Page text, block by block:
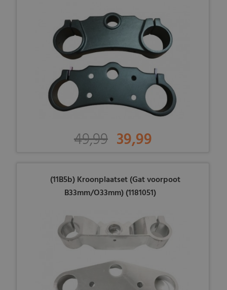
49,99 39,99
(11B5b) Kroonplaatset (Gat voorpoot
B33mm/O33mm) (1181051)